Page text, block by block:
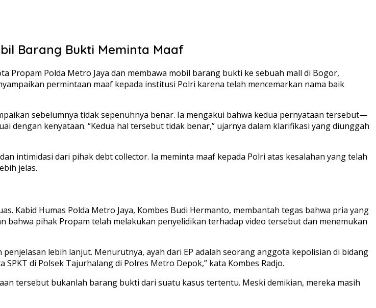
Barang Bukti Meminta Maaf
Propam Polda Metro Jaya dan membawa mobil barang bukti ke sebuah mall di Bogor,
permintaan maaf kepada institusi Polri karena telah mencemarkan nama baik
sebelumnya tidak sepenuhnya benar. Ia mengakui bahwa kedua pernyataan tersebut—
kenyataan. “Kedua hal tersebut tidak benar,” ujarnya dalam klarifikasi yang diunggah
intimidasi dari pihak debt collector. Ia meminta maaf kepada Polri atas kesalahan yang telah
jelas.
Kabid Humas Polda Metro Jaya, Kombes Budi Hermanto, membantah tegas bahwa pria yang
bahwa pihak Propam telah melakukan penyelidikan terhadap video tersebut dan menemukan
lebih lanjut. Menurutnya, ayah dari EP adalah seorang anggota kepolisian di bidang
di Polsek Tajurhalang di Polres Metro Depok,” kata Kombes Radjo.
tersebut bukanlah barang bukti dari suatu kasus tertentu. Meski demikian, mereka masih